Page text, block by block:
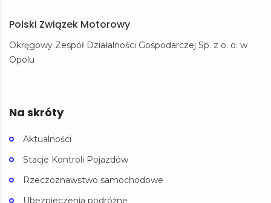
Polski Związek Motorowy
Okręgowy Zespół Działalności Gospodarczej Sp. z o. o. w
Opolu
Na skróty
Aktualności
Stacje Kontroli Pojazdów
Rzeczoznawstwo samochodowe
Ubezpieczenia podróżne